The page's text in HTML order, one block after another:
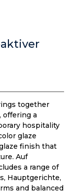
together
, offering a
hospitality
glaze
finish that
. Auf
a range of
, Hauptgerichte,
and balanced